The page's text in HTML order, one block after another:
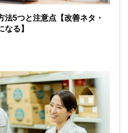
法5つと注意点【改善ネタ・
る】